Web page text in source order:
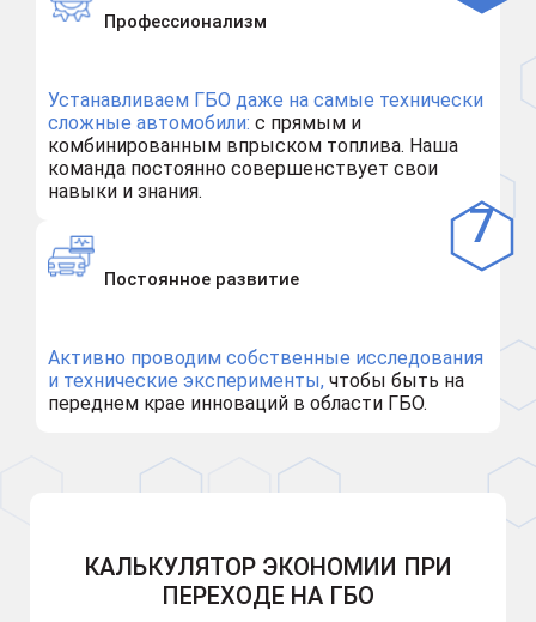
Профессионализм
Устанавливаем ГБО даже на самые технически
сложные автомобили: с прямым и
комбинированным впрыском топлива. Наша
команда постоянно совершенствует свои
навыки и знания.
Постоянное развитие
Активно проводим собственные исследования
и технические эксперименты, чтобы быть на
переднем крае инноваций в области ГБО.
КАЛЬКУЛЯТОР ЭКОНОМИИ ПРИ
ПЕРЕХОДЕ НА ГБО